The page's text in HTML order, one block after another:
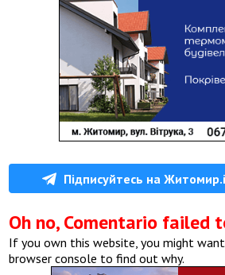
Підписуйтесь на
Oh no, Comentario failed
If you own this website, you might
browser console to find out why.